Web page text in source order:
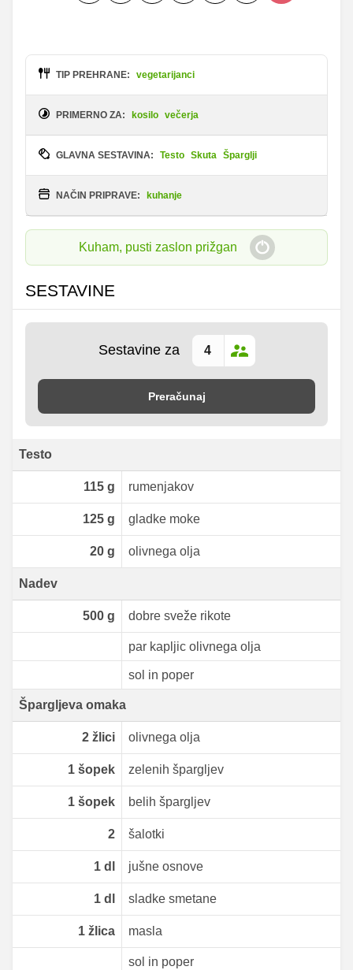
TIP PREHRANE: vegetarijanci
PRIMERNO ZA: kosilo večerja
GLAVNA SESTAVINA: Testo Skuta Šparglji
NAČIN PRIPRAVE: kuhanje
Kuham, pusti zaslon prižgan
SESTAVINE
Sestavine za
Preračunaj
Testo
115g rumenjakov
125g gladke moke
20g olivnega olja
Nadev
500g dobre sveže rikote
par kapljic olivnega olja
sol in poper
Špargljeva omaka
2žlici olivnega olja
1šopek zelenih špargljev
1šopek belih špargljev
2 šalotki
1dl jušne osnove
1dl sladke smetane
1žlica masla
sol in poper